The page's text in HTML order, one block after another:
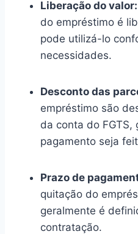
Liberação do valor:
do empréstimo é
pode utilizá-lo
necessidades.
Desconto das
empréstimo são
da conta do FGTS,
pagamento seja
Prazo de
quitação do
geralmente é
contratação.